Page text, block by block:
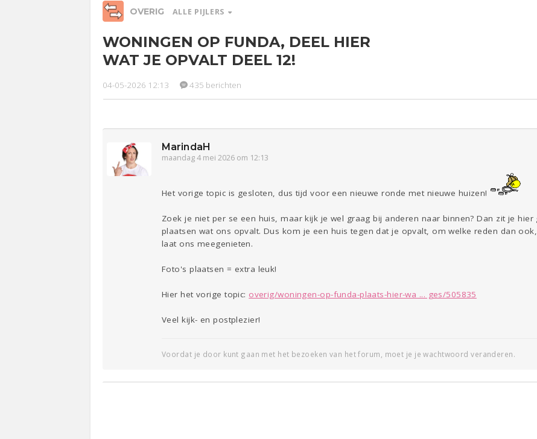
OVERIG ALLE PIJLERS
Studie
Geld & Recht
Entertainment Lijf & Lijn Kinderen Digi Eten
Mode &
Zwanger
WONINGEN OP FUNDA, DEEL HIER
WAT JE OPVALT DEEL 12!
04-05-2026 12:13 435 berichten
MarindaH
maandag 4 mei 2026 om 12:13
Het vorige topic is gesloten, dus tijd voor een nieuwe ronde met nieuwe huizen!
Zoek je niet per se een huis, maar kijk je wel graag bij anderen naar binnen? Dan zit je
plaatsen wat ons opvalt. Dus kom je een huis tegen dat je opvalt, om welke reden dan
laat ons meegenieten.
Foto's plaatsen = extra leuk!
Hier het vorige topic: overig/woningen-op-funda-plaats-hier-wa ... ges/505835
Veel kijk- en postplezier!
Voordat je door kunt gaan met het bezoeken van het forum, moet je je wachtwoord veranderen.